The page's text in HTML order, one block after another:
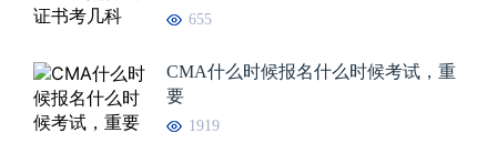
655
CMA什么时候报名什么时候考试，重
要
1919